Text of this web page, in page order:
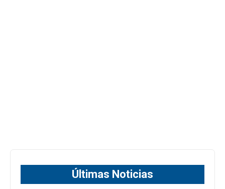
Últimas Noticias